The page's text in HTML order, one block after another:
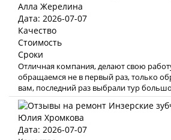
Алла Жерелина
Дата: 2026-07-07
Качество
Стоимость
Сроки
Отличная компания, делают свою
обращаемся не в первый раз, только
вам, последний раз выбрали тур
Юлия Хромкова
Дата: 2026-07-07